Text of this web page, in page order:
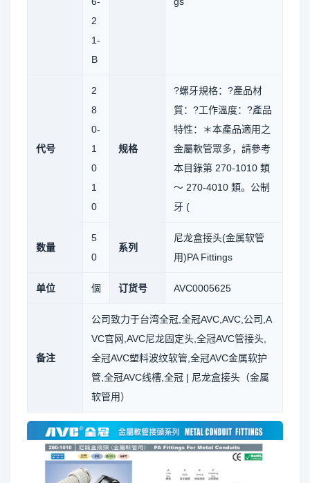
2
1-
B
代号
2
8
0-
1
0
1
0
规格
?螺牙規格：?產品材
質：?工作溫度：?產品
特性：＊本產品適用之
金屬軟管眾多，請參考
本目錄第 270-1010 類
～ 270-4010 類。公制
牙 (
数量
5
0
系列
尼龙盒接头(金属软管
用)PA Fittings
单位 個 订货号 AVC0005625
备注
公司致力于台湾全冠,全冠AVC,AVC,公司,A
VC官网,AVC尼龙固定头,全冠AVC管接头,
全冠AVC塑料波纹软管,全冠AVC金属软护
管,全冠AVC线槽,全冠 | 尼龙盒接头（金属
软管用）